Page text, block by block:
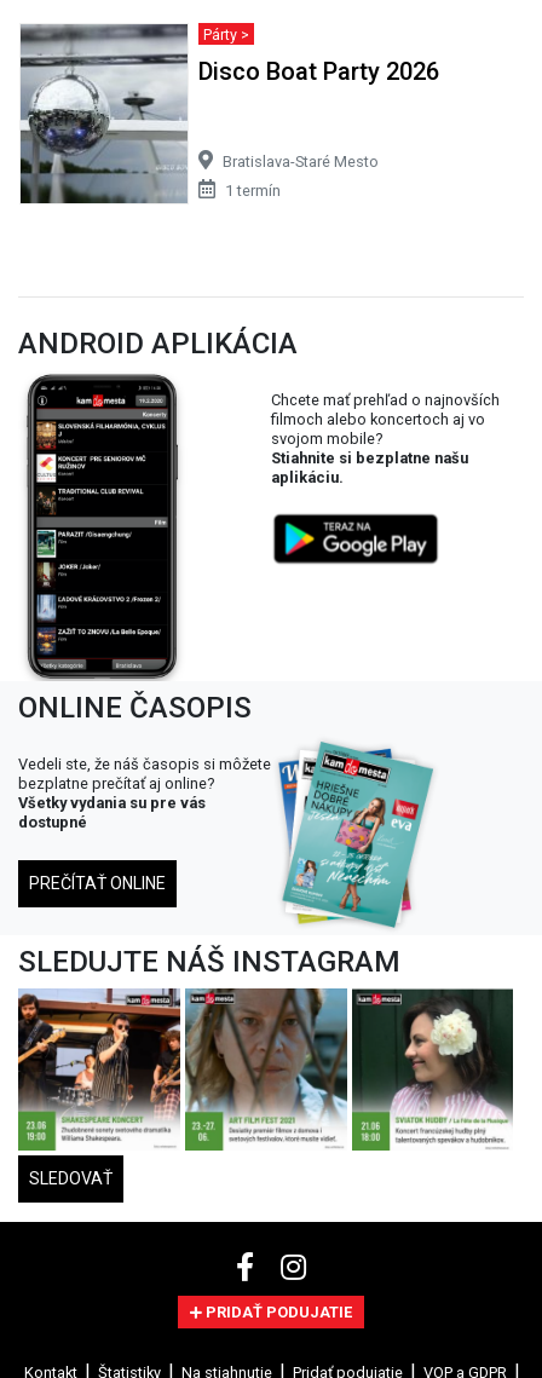
Párty >
Disco Boat Party 2026
Bratislava-Staré Mesto
1 termín
ANDROID APLIKÁCIA
Chcete mať prehľad o najnovších
filmoch alebo koncertoch aj vo
svojom mobile?
Stiahnite si bezplatne našu
aplikáciu.
ONLINE ČASOPIS
Vedeli ste, že náš časopis si môžete
bezplatne prečítať aj online?
Všetky vydania su pre vás
dostupné
PREČÍTAŤ ONLINE
SLEDUJTE NÁŠ INSTAGRAM
SLEDOVAŤ
PRIDAŤ PODUJATIE
Kontakt Štatistiky Na stiahnutie Pridať podujatie VOP a GDPR